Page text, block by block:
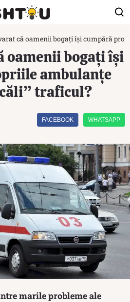
că oamenii bogați își cumpără
oamenii bogați își
ambulanțe
traficul?
FACEBOOK WHATSAPP
marile probleme ale